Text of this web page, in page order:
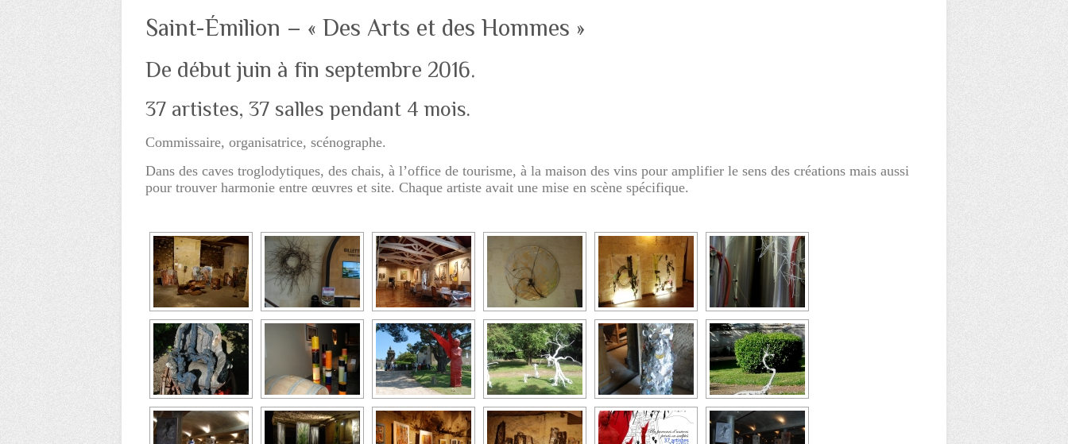
Saint-Émilion – « Des Arts et des Hommes »
De début juin à fin septembre 2016.
37 artistes, 37 salles pendant 4 mois.
Commissaire, organisatrice, scénographe.
Dans des caves troglodytiques, des chais, à l’office de tourisme, à la maison des vins pour amplifier le sens des créations mais aussi
pour trouver harmonie entre œuvres et site. Chaque artiste avait une mise en scène spécifique.